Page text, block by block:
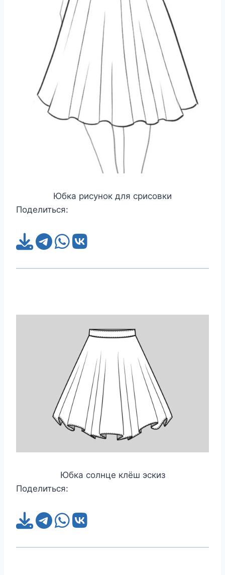
Юбка рисунок для срисовки
Поделиться:
Юбка солнце клёш эскиз
Поделиться: